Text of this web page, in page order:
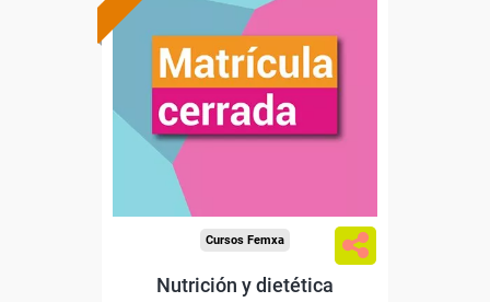
Cursos Femxa
Nutrición y dietética